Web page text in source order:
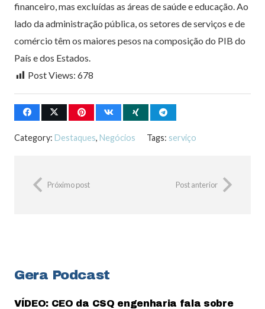
financeiro, mas excluídas as áreas de saúde e educação. Ao
lado da administração pública, os setores de serviços e de
comércio têm os maiores pesos na composição do PIB do
País e dos Estados.
Post Views: 678
Category: Destaques, Negócios Tags: serviço
Próximo post Post anterior
Gera Podcast
VÍDEO: CEO da CSQ engenharia fala sobre